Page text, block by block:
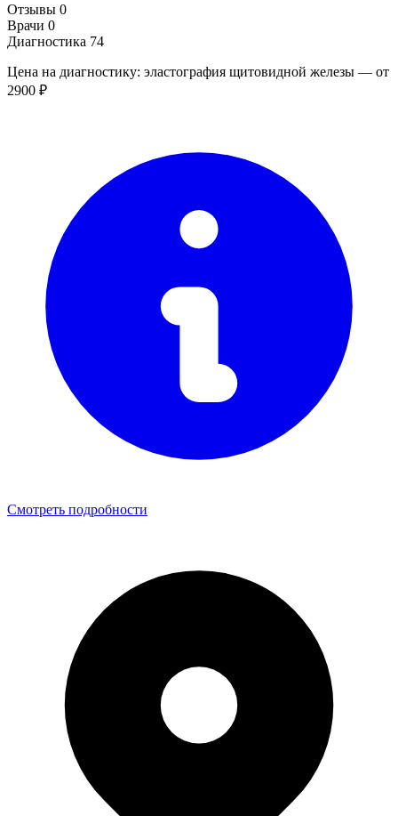
Отзывы 0
Врачи 0
Диагностика 74
Цена на диагностику: эластография щитовидной железы — от
2900 ₽
Смотреть подробности